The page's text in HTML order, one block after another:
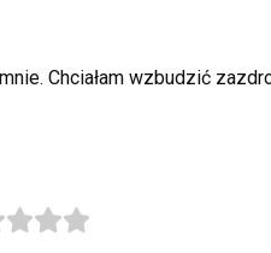
Chciałam wzbudzić